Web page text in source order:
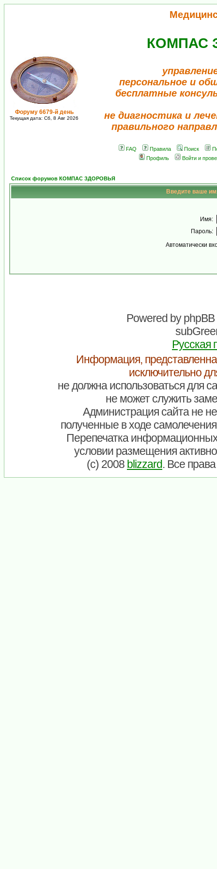
Форуму 6679-й день
Текущая дата: Сб, 8 Авг 2026
КОМПАС
персональное и
бесплатные
не диагностика и
правильного
FAQ Правила Поиск
Профиль
Войти и
Список форумов КОМПАС ЗДОРОВЬЯ
Введите ваше
Имя:
Пароль:
Автоматически
Powered byphpBB
Русская
Информация,
исключительно
не должна использоваться для
не может служить
Администрация сайта не
полученные в ходе
Перепечатка
условии размещения
(c) 2008 blizzard. Все